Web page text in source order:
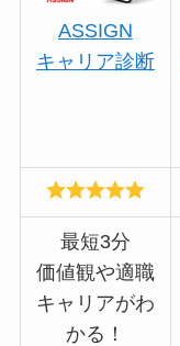
ASSIGN
キャリア診断
最短3分
価値観や適職
キャリアがわ
かる！